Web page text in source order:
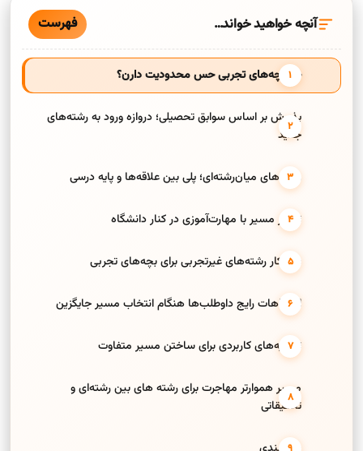
آنچه خواهید خواند… فهرست
چرا بچه‌های تجربی حس محدودیت دارن؟
پذیرش بر اساس سوابق تحصیلی؛ دروازه ورود به رشته‌های
جدید
رشته‌های میان‌رشته‌ای؛ پلی بین علاقه‌ها و پایه درسی
تغییر مسیر با مهارت‌آموزی در کنار دانشگاه
بازار کار رشته‌های غیرتجربی برای بچه‌های تجربی
اشتباهات رایج داوطلب‌ها هنگام انتخاب مسیر جایگزین
توصیه‌های کاربردی برای ساختن مسیر متفاوت
مسیر هموارتر مهاجرت برای رشته های بین رشته‌ای و
تحقیقاتی